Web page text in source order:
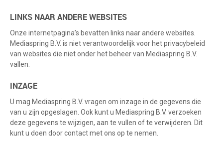
LINKS NAAR ANDERE WEBSITES
Onze internetpagina’s bevatten links naar andere websites.
Mediaspring B.V. is niet verantwoordelijk voor het privacybeleid
van websites die niet onder het beheer van Mediaspring B.V.
vallen.
INZAGE
U mag Mediaspring B.V. vragen om inzage in de gegevens die
van u zijn opgeslagen. Ook kunt u Mediaspring B.V. verzoeken
deze gegevens te wijzigen, aan te vullen of te verwijderen. Dit
kunt u doen door contact met ons op te nemen.